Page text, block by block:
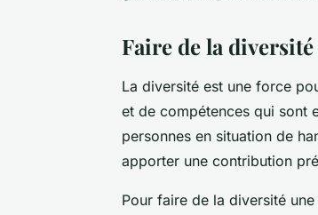
Faire de la
La diversité est une force
et de compétences qui sont
personnes en situation de
apporter une contribution
Pour faire de la diversité